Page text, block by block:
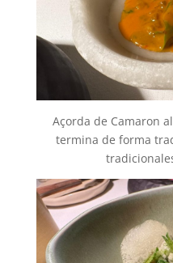
Açorda de Camaron
termina de forma